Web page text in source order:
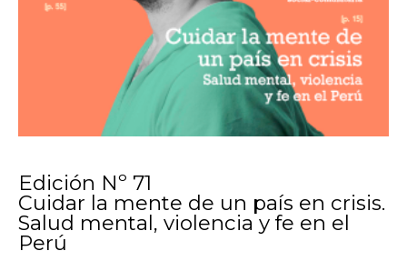
Edición Nº 71
Cuidar la mente de un país en crisis.
Salud mental, violencia y fe en el
Perú